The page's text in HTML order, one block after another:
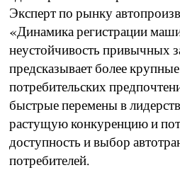
Эксперт по рынку
«Динамика регистрации
неустойчивость привычных
предсказывает более
потребительских
быстрые перемены в
растущую конкуренцию и
доступность и выбор
потребителей.